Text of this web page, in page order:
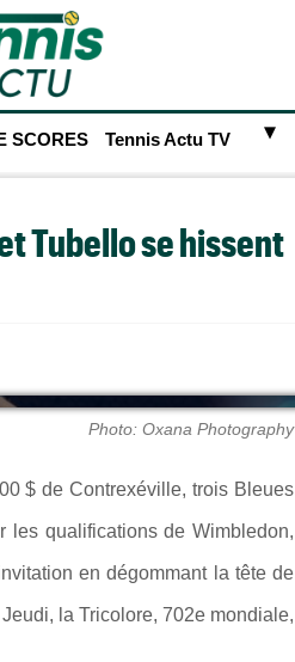
SCORES Tennis Actu TV ►
Tubello se hissent
Photo: Oxana Photography
$ de Contrexéville, trois Bleues
les qualifications de Wimbledon,
en dégommant la tête de
la Tricolore, 702e mondiale,